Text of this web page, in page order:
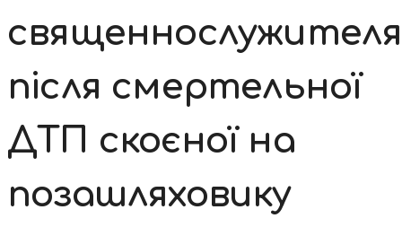
священнослужителя
після смертельної
ДТП скоєної на
позашляховику